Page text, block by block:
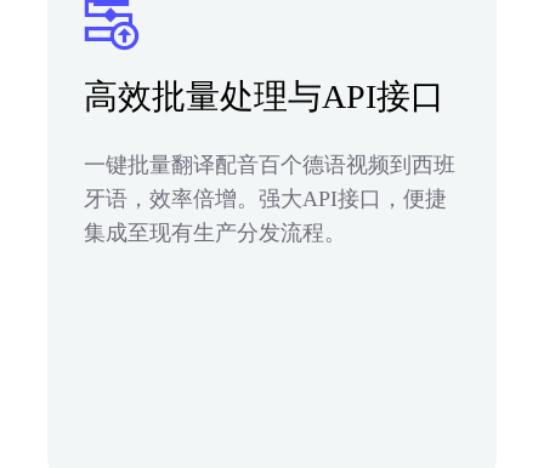
高效批量处理与API接口
一键批量翻译配音百个德语视频到西班
牙语，效率倍增。强大API接口，便捷
集成至现有生产分发流程。